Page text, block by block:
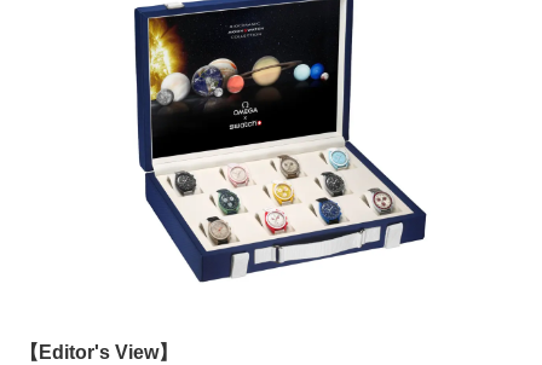
【Editor's View】